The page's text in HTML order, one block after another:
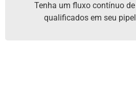
Tenha um fluxo contínuo
qualificados em seu